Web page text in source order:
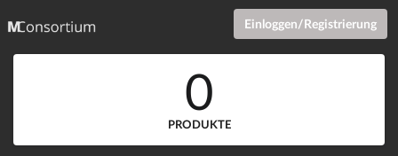
Einloggen/Registrierung
0
PRODUKTE